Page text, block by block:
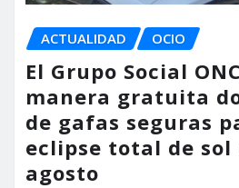
ACTUALIDAD OCIO
El Grupo Social
manera gratuita
de gafas seguras
eclipse total de sol
agosto